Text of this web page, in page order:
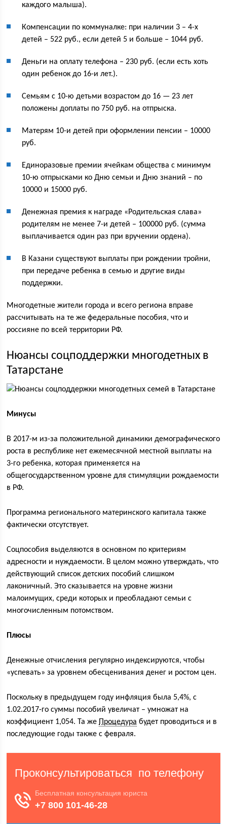
каждого малыша).
Компенсации по коммуналке: при наличии 3 – 4-х
детей – 522 руб., если детей 5 и больше – 1044 руб.
Деньги на оплату телефона – 230 руб. (если есть хоть
один ребенок до 16-и лет.).
Семьям с 10-ю детьми возрастом до 16 — 23 лет
положены доплаты по 750 руб. на отпрыска.
Матерям 10-и детей при оформлении пенсии – 10000
руб.
Единоразовые премии ячейкам общества с минимум
10-ю отпрысками ко Дню семьи и Дню знаний – по
10000 и 15000 руб.
Денежная премия к награде «Родительская слава»
родителям не менее 7-и детей – 100000 руб. (сумма
выплачивается один раз при вручении ордена).
В Казани существуют выплаты при рождении тройни,
при передаче ребенка в семью и другие виды
поддержки.
Многодетные жители города и всего региона вправе
рассчитывать на те же федеральные пособия, что и
россияне по всей территории РФ.
Нюансы соцподдержки многодетных в
Татарстане
Минусы
В 2017-м из-за положительной динамики демографического
роста в республике нет ежемесячной местной выплаты на
3-го ребенка, которая применяется на
общегосударственном уровне для стимуляции рождаемости
в РФ.
Программа регионального материнского капитала также
фактически отсутствует.
Соцпособия выделяются в основном по критериям
адресности и нуждаемости. В целом можно утверждать, что
действующий список детских пособий слишком
лаконичный. Это сказывается на уровне жизни
малоимущих, среди которых и преобладают семьи с
многочисленным потомством.
Плюсы
Денежные отчисления регулярно индексируются, чтобы
«успевать» за уровнем обесценивания денег и ростом цен.
Поскольку в предыдущем году инфляция была 5,4%, с
1.02.2017-го суммы пособий увеличат – умножат на
коэффициент 1,054. Та жеПроцедура будет проводиться и в
последующие годы также с февраля.